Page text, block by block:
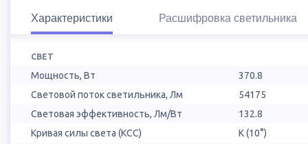
Характеристики Расшифровка светильника
СВЕТ
Мощность, Вт
370.8
Световой поток светильника, Лм
54175
Световая эффективность, Лм/Вт
132.8
Кривая силы света (КСС)
К (10°)